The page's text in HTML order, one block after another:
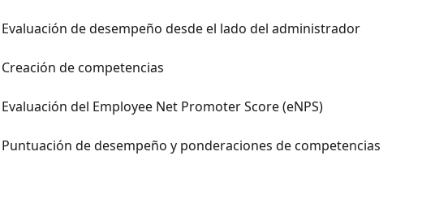
Evaluación de desempeño desde el lado del administrador
Creación de competencias
Evaluación del Employee Net Promoter Score (eNPS)
Puntuación de desempeño y ponderaciones de competencias